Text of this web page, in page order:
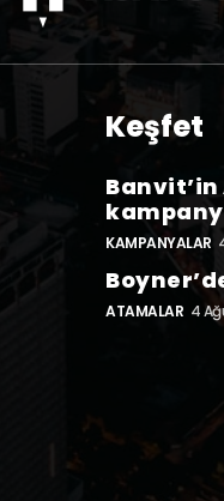
Keşfet
Banvit’in
KAMPANYALAR
ATAMALAR 4